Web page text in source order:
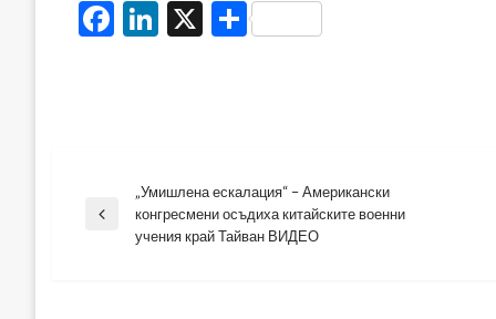
Facebook
LinkedIn
X Share
Навигация
Previous
„Умишлена ескалация“ – Американски
конгресмени осъдиха китайските военни
учения край Тайван ВИДЕО